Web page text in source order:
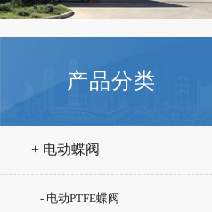
产品分类
+ 电动蝶阀
- 电动PTFE蝶阀